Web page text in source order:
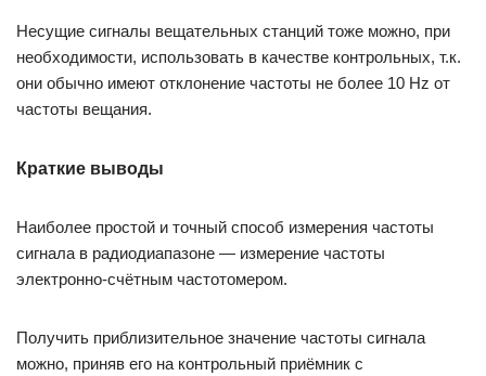
Несущие сигналы вещательных станций тоже можно, при
необходимости, использовать в качестве контрольных, т.к.
они обычно имеют отклонение частоты не более 10 Hz от
частоты вещания.
Краткие выводы
Наиболее простой и точный способ измерения частоты
сигнала в радиодиапазоне — измерение частоты
электронно-счётным частотомером.
Получить приблизительное значение частоты сигнала
можно, приняв его на контрольный приёмник с